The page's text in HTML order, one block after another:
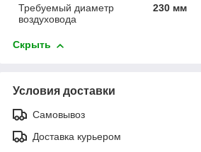
Требуемый диаметр
воздуховода
230 мм
Скрыть
Условия доставки
Самовывоз
Доставка курьером